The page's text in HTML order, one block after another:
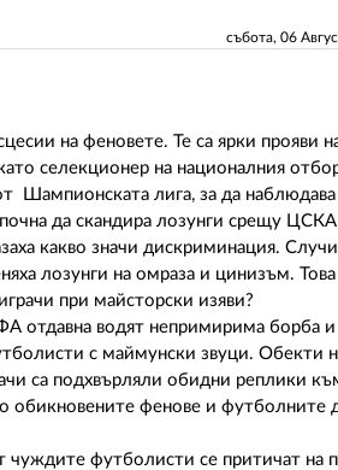
събота, 06
на феновете. Те са ярки прояви
селекционер на националния
Шампионската лига, за да наблюдава
да скандира лозунги срещу
какво значи дискриминация.
лозунги на омраза и цинизъм.
при майсторски изяви?
отдавна водят непримирима борба и
с маймунски звуци. Обекти
са подхвърляли обидни реплики
обикновените фенове и футболните
футболисти се притичат на